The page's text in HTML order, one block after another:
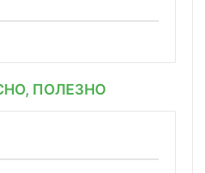
ПОЛЕЗНО